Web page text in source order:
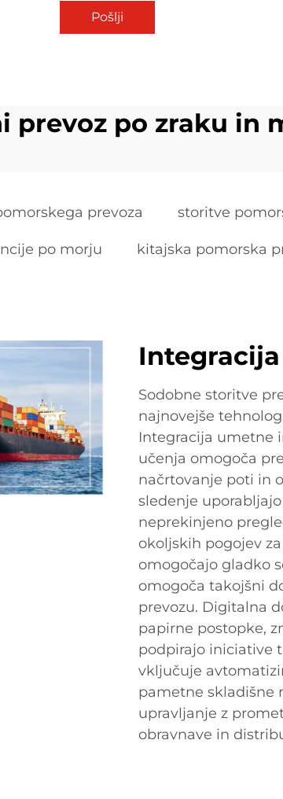
Pošlji
prevoz po zraku in
prevoza storitve
po morju kitajska pomorska
Sodobne storitve
najnovejše
Integracija umetne
učenja omogoča
načrtovanje poti in
sledenje uporabljajo
neprekinjeno
okoljskih pogojev
omogočajo gladko
omogoča takojšni
prevozu. Digitalna
papirne postopke,
podpirajo iniciativе
vključuje
pametne skladišne
upravljanje z
obravnave in